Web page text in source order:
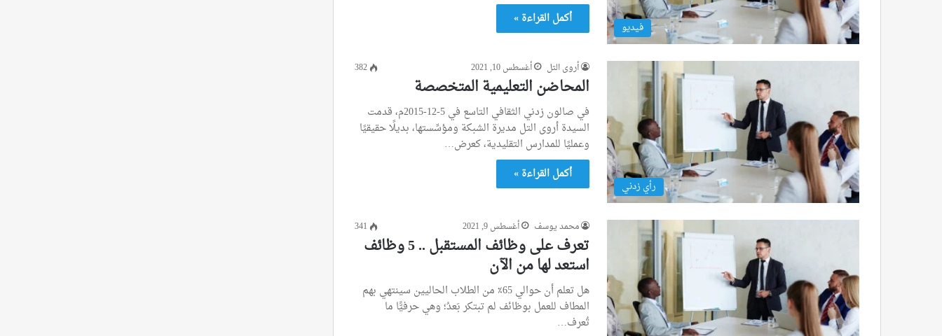
فيديو
أكمل القراءة »
رأي زدني
أروى التل أغسطس 10, 2021 382
المحاضن التعليمية المتخصصة
في صالون زدني الثقافي التاسع في 5-12-2015م، قدمت
السيدة أروى التل مديرة الشبكة ومؤسِّستها، بديلًا حقيقيًا
وعمليًا للمدارس التقليدية، كعرض…
أكمل القراءة »
محمد يوسف أغسطس 9, 2021 341
تعرف على وظائف المستقبل .. 5 وظائف
استعد لها من الآن
هل تعلم أن حوالي 65٪ من الطلاب الحاليين سينتهي بهم
المطاف للعمل بوظائف لم تبتكر بَعدُ؛ وهي حرفيًّا ما
تُعرف…